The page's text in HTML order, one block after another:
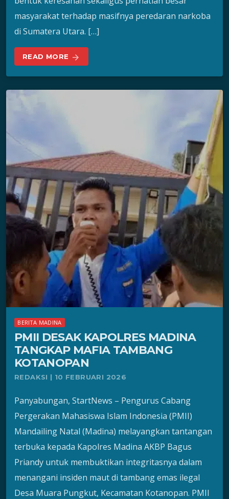
masyarakat terhadap masifnya peredaran narkoba
di Sumatera Utara. […]
READ MORE arrow_forward
BERITA MADINA
PMII DESAK KAPOLRES MADINA
TANGKAP MAFIA TAMBANG
KOTANOPAN
REDAKSI | 10 FEBRUARI 2026
Panyabungan, StartNews – Pengurus Cabang
Pergerakan Mahasiswa Islam Indonesia (PMII)
Mandailing Natal (Madina) melayangkan tantangan
terbuka kepada Kapolres Madina AKBP Bagus
Priandy untuk membuktikan integritasnya dalam
menangani insiden maut di tambang emas ilegal
Desa Muara Pungkut, Kecamatan Kotanopan. PMII